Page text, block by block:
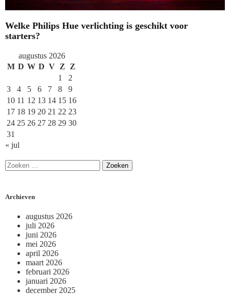
Welke Philips Hue verlichting is geschikt voor
starters?
augustus 2026
M D W D V Z
Z
1
2
3
4 5 6 7 8
9
10 11 12 13 14 15 16
17 18 19 20 21 22 23
24 25 26 27 28 29 30
31
« jul
Archieven
augustus 2026
juli 2026
juni 2026
mei 2026
april 2026
maart 2026
februari 2026
januari 2026
december 2025